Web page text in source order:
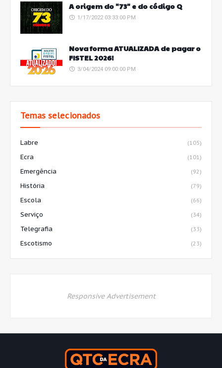
A origem do "73" e do código Q
1/17/2022 03:33:00 PM
Nova forma ATUALIZADA de pagar o
FISTEL 2026!
3/04/2024 09:00:00 PM
Temas selecionados
Labre (105)
Ecra (101)
Emergência (92)
História (79)
Escola (66)
Serviço (34)
Telegrafia (33)
Escotismo (23)
Responsive Advertisement